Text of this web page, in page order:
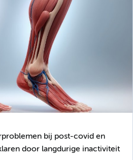
bij post-covid en
door langdurige inactiviteit